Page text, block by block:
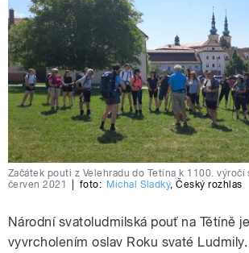
Začátek pouti z Velehradu do Tetína k 1100. výročí
červen 2021
foto: Michal Sladký,Český rozhlas
Národní svatoludmilská pouť na Tětíně
vyvrcholením oslav Roku svaté